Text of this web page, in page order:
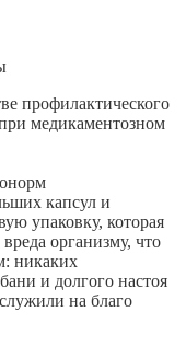
профилактического
медикаментозном
капсул и
упаковку, которая
организму, что
никаких
и долгого настоя
на благо